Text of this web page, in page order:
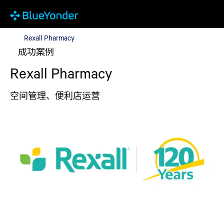
Rexall Pharmacy
Rexall Pharmacy
成功案例
Rexall Pharmacy
空间管理、便利店运营